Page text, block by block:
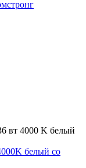
вт 4000 K белый
белый со